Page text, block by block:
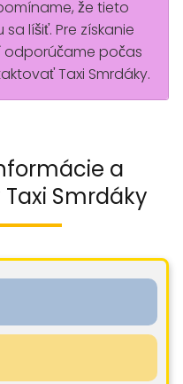
že tieto
líšiť. Pre získanie
počas
Taxi Smrdáky.
a
Smrdáky